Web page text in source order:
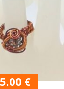
5.00 €